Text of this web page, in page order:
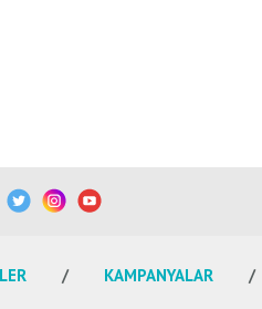
KAMPANYALAR